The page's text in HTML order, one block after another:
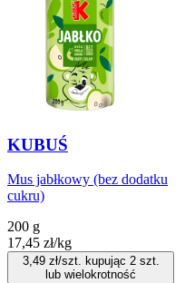
KUBUŚ
Mus jabłkowy (bez dodatku
cukru)
200 g
17,45 zł/kg
3,49zł/szt. kupując 2szt.
lub wielokrotność